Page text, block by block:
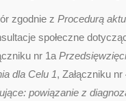
zgodnie zProcedurą
społeczne
nr 1a
dla Celu 1, Załączniku nr
powiązanie z